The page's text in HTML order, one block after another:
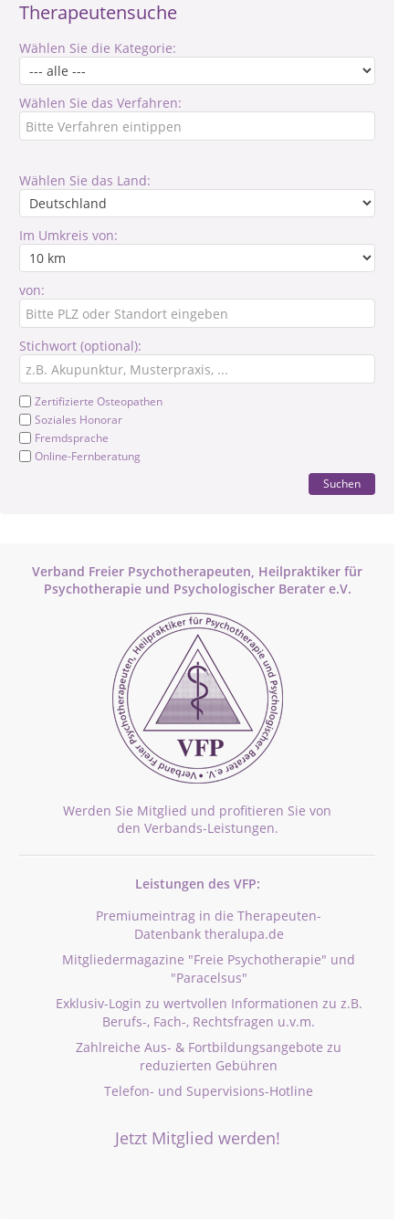
Therapeutensuche
Wählen Sie die Kategorie:
Wählen Sie das Verfahren:
Wählen Sie das Land:
Im Umkreis von:
von:
Stichwort (optional):
Zertifizierte Osteopathen
Soziales Honorar
Fremdsprache
Online-Fernberatung
Suchen
Verband Freier Psychotherapeuten, Heilpraktiker für
Psychotherapie und Psychologischer Berater e.V.
Werden Sie Mitglied und profitieren Sie von
den Verbands-Leistungen.
Leistungen des VFP:
Premiumeintrag in die Therapeuten-
Datenbank theralupa.de
Mitgliedermagazine "Freie Psychotherapie" und
"Paracelsus"
Exklusiv-Login zu wertvollen Informationen zu z.B.
Berufs-, Fach-, Rechtsfragen u.v.m.
Zahlreiche Aus- & Fortbildungsangebote zu
reduzierten Gebühren
Telefon- und Supervisions-Hotline
Jetzt Mitglied werden!